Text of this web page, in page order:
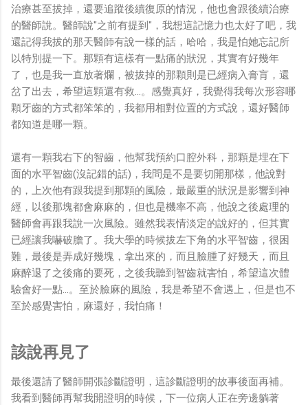
治療甚至拔掉，還要追蹤後續復原的情況，他也會跟後續治療
的醫師說。醫師說"之前有提到"，我想這記憶力也太好了吧，我
還記得我拔的那天醫師有說一樣的話，哈哈，我是怕她忘記所
以特別提一下。那顆有這樣有一點痛的狀況，其實有好幾年
了，也是我一直放著爛，被拔掉的那顆則是已經病入膏肓，還
岔了出去，希望這顆還有救...。感覺真好，我覺得我每次形容哪
顆牙齒的方式都笨笨的，我都用相對位置的方式說，還好醫師
都知道是哪一顆。
還有一顆我右下的智齒，他幫我預約口腔外科，那顆是埋在下
面的水平智齒(沒記錯的話)，我問是不是要切開那樣，他說對
的，上次他有跟我提到那顆的風險，最嚴重的狀況是影響到神
經，以後那塊都會麻麻的，但也是機率不高，他說之後處理的
醫師會再跟我說一次風險。雖然我表情淡定的說好的，但其實
已經讓我嚇破膽了。我大學的時候拔左下角的水平智齒，很困
難，最後是弄成好幾塊，拿出來的，而且臉腫了好幾天，而且
麻醉退了之後痛的要死，之後我聽到智齒就害怕，希望這次體
驗會好一點...。至於臉麻的風險，我是希望不會遇上，但是也不
至於感覺害怕，麻還好，我怕痛！
該說再見了
最後還請了醫師開張診斷證明，這診斷證明的故事後面再補。
我看到醫師再幫我開證明的時候，下一位病人正在旁邊躺著